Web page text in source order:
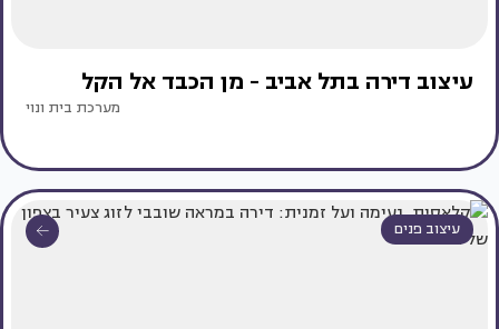
עיצוב דירה בתל אביב - מן הכבד אל הקל
מערכת בית ונוי
עיצוב פנים